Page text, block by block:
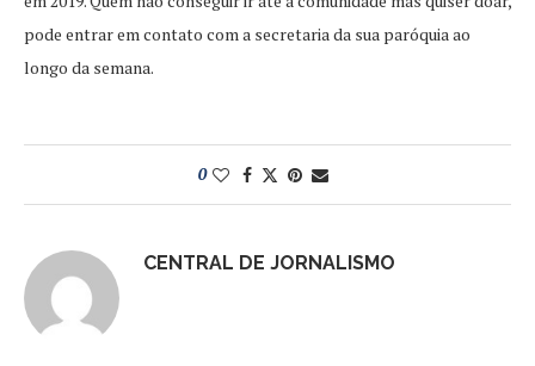
pode entrar em contato com a secretaria da sua paróquia ao
longo da semana.
0
CENTRAL DE JORNALISMO